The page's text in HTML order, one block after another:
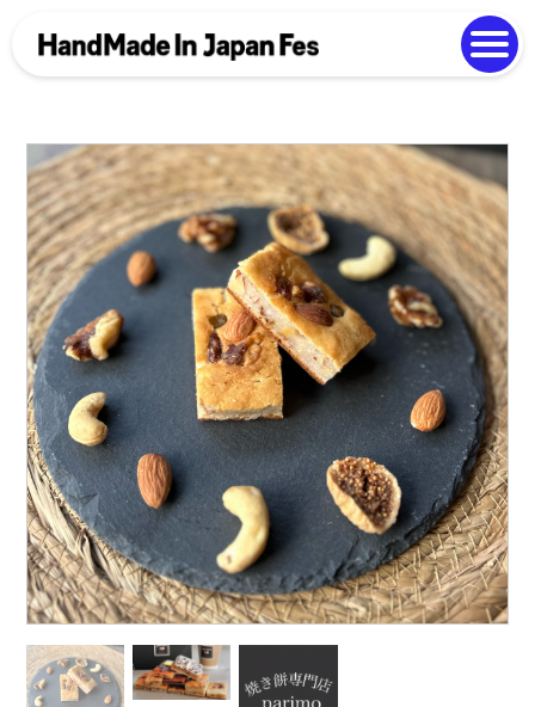
Photo Gallery
EN 中文